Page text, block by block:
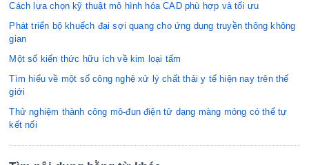
Cách lựa chọn kỹ thuật mô hình hóa CAD phù hợp và tối ưu
Phát triển bộ khuếch đại sợi quang cho ứng dụng truyền thông không
gian
Một số kiến thức hữu ích về kim loại tấm
Tìm hiểu về một số công nghệ xử lý chất thải y tế hiện nay trên thế
giới
Thử nghiệm thành công mô-đun điện tử dạng màng mỏng có thể tự
kết nối